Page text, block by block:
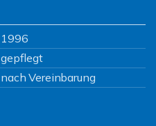
1996
gepflegt
nach Vereinbarung